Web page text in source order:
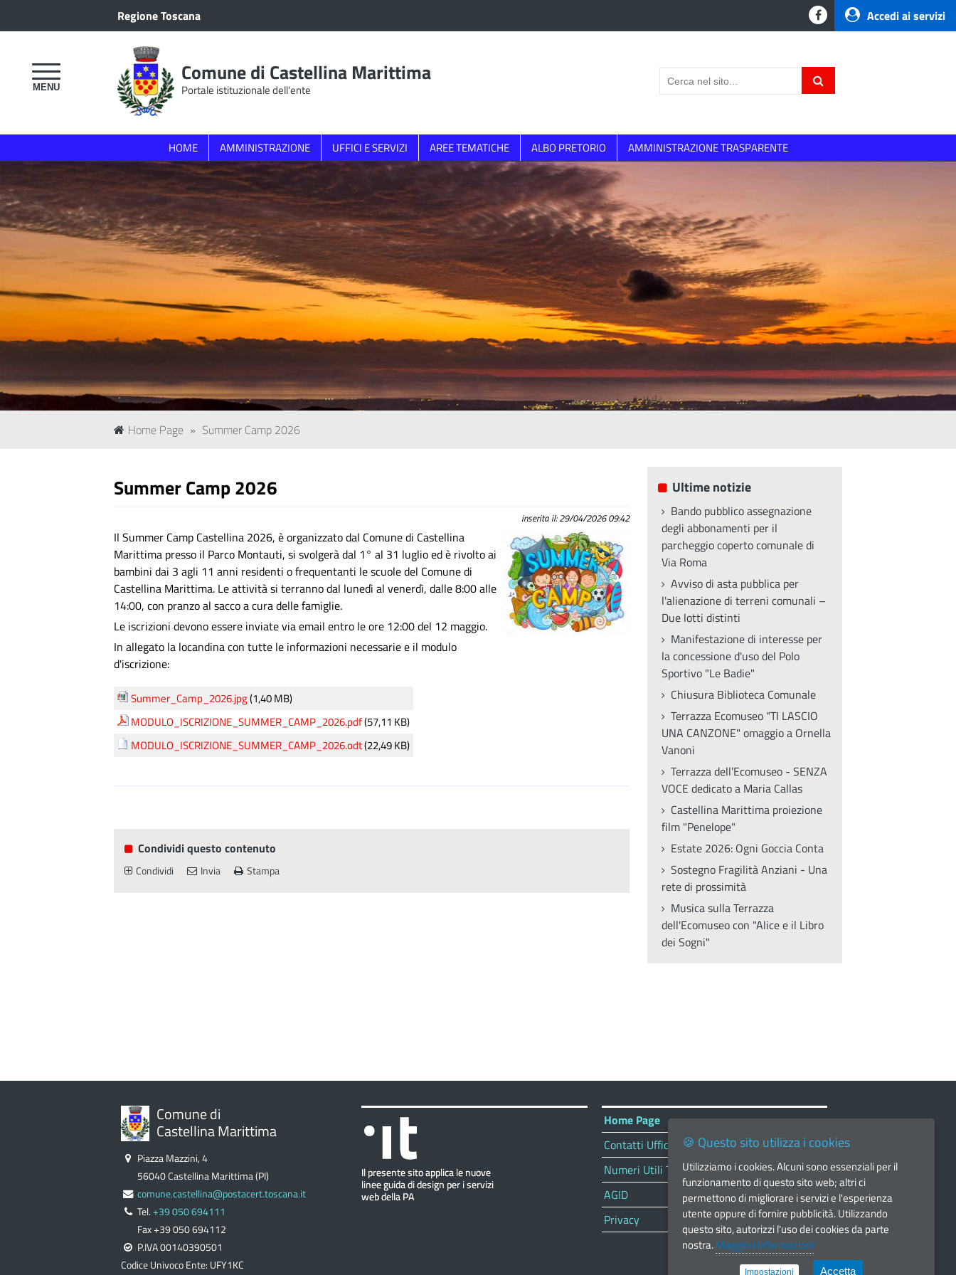
Accedi ai servizi
Regione Toscana
Comune di Castellina Marittima
Portale istituzionale dell'ente
HOME AMMINISTRAZIONE UFFICI E SERVIZI AREE TEMATICHE ALBO PRETORIO AMMINISTRAZIONE TRASPARENTE
Home Page » Summer Camp 2026
Summer Camp 2026
inserita il: 29/04/2026 09:42
Il Summer Camp Castellina 2026, è organizzato dal Comune di Castellina
Marittima presso il Parco Montauti, si svolgerà dal 1° al 31 luglio ed è rivolto ai
bambini dai 3 agli 11 anni residenti o frequentanti le scuole del Comune di
Castellina Marittima. Le attività si terranno dal lunedì al venerdì, dalle 8:00 alle
14:00, con pranzo al sacco a cura delle famiglie.
Le iscrizioni devono essere inviate via email entro le ore 12:00 del 12 maggio.
In allegato la locandina con tutte le informazioni necessarie e il modulo
d'iscrizione:
Summer_Camp_2026.jpg(1,40 MB)
MODULO_ISCRIZIONE_SUMMER_CAMP_2026.pdf(57,11 KB)
MODULO_ISCRIZIONE_SUMMER_CAMP_2026.odt(22,49 KB)
Condividi questo contenuto
Condividi Invia Stampa
Ultime notizie
Bando pubblico assegnazione
degli abbonamenti per il
parcheggio coperto comunale di
Via Roma
Avviso di asta pubblica per
l'alienazione di terreni comunali –
Due lotti distinti
Manifestazione di interesse per
la concessione d'uso del Polo
Sportivo "Le Badie"
Chiusura Biblioteca Comunale
Terrazza Ecomuseo "TI LASCIO
UNA CANZONE" omaggio a Ornella
Vanoni
Terrazza dell’Ecomuseo - SENZA
VOCE dedicato a Maria Callas
Castellina Marittima proiezione
film "Penelope"
Estate 2026: Ogni Goccia Conta
Sostegno Fragilità Anziani - Una
rete di prossimità
Musica sulla Terrazza
dell'Ecomuseo con "Alice e il Libro
dei Sogni"
Comune di
Castellina Marittima
Piazza Mazzini, 4
56040 Castellina Marittima (PI)
comune.castellina@postacert.toscana.it
Tel.+39 050 694111
Fax +39 050 694112
P.IVA 00140390501
Codice Univoco Ente: UFY1KC
Home Page
Contatti Uffici
Numeri Utili Territorio
AGID
Privacy
🍪 Questo sito utilizza i cookies
Utilizziamo i cookies. Alcuni sono essenziali per il
funzionamento di questo sito web; altri ci
permettono di migliorare i servizi e l'esperienza
utente oppure di fornire pubblicità. Utilizzando
questo sito, autorizzi l'uso dei cookies da parte
nostra.Maggiori informazioni
Impostazioni Accetta